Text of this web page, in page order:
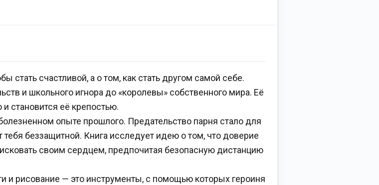
стать счастливой, а о том, как стать другом самой себе.
и школьного игнора до «королевы» собственного мира. Её
становится её крепостью.
опыте прошлого. Предательство парня стало для
тебя беззащитной. Книга исследует идею о том, что доверие
своим сердцем, предпочитая безопасную дистанцию
и рисование — это инструменты, с помощью которых героиня